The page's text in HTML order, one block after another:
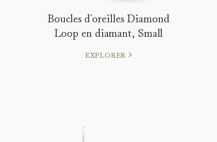
Boucles d'oreilles Diamond
Loop en diamant, Small
EXPLORER